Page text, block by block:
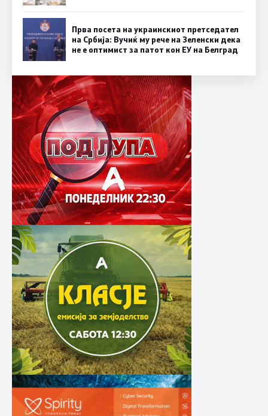
Прва посета на украинскиот претседател
на Србија: Вучиќ му рече на Зеленски дека
не е оптимист за патот кон ЕУ на Белград